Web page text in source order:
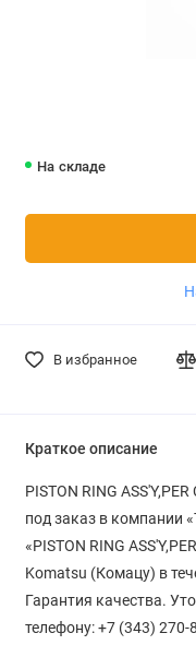
На складе
В избранное
Краткое описание
PISTON RING
под заказ в компании
«PISTON RING
Komatsu (Комацу) в
Гарантия качества.
телефону: +7 (343) 270-